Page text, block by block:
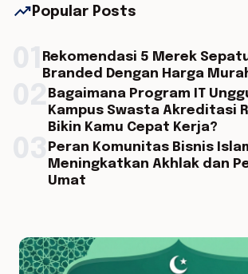
trending_up Popular Posts
Rekomendasi 5 Merek
Branded Dengan Harga
Bagaimana Program IT
Kampus Swasta Akreditasi
Bikin Kamu Cepat Kerja?
Peran Komunitas Bisnis
Meningkatkan Akhlak dan
Umat